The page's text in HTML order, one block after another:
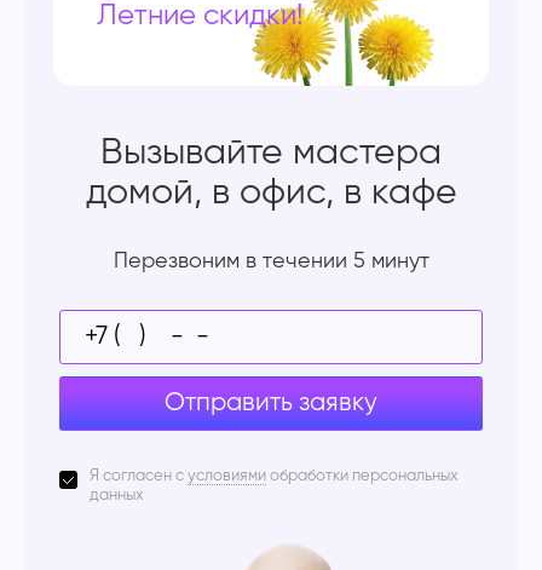
Летние скидки!
Вызывайте мастера
домой, в офис, в кафе
Перезвоним в течении 5 минут
Отправить заявку
Я согласен с условиями обработки персональных
данных